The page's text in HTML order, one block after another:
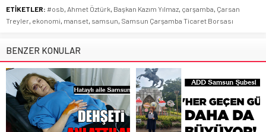
ETİKETLER: #osb, Ahmet Öztürk, Başkan Kazım Yılmaz, çarşamba, Çarsan
Treyler, ekonomi, manset, samsun, Samsun Çarşamba Ticaret Borsası
BENZER KONULAR